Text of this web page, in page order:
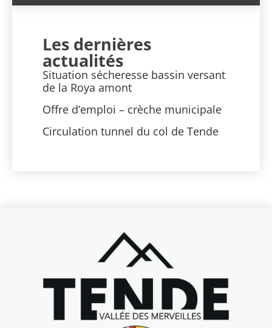
Les dernières
actualités
Situation sécheresse bassin versant
de la Roya amont
Offre d’emploi – crèche municipale
Circulation tunnel du col de Tende